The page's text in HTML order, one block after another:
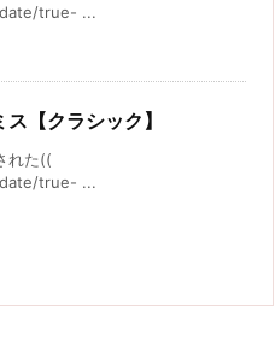
true- ...
【クラシック】
れた((
true- ...